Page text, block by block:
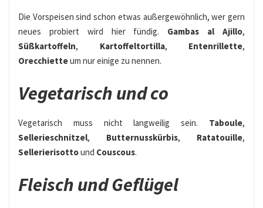
Die Vorspeisen sind schon etwas außergewöhnlich, wer gern
neues probiert wird hier fündig. Gambas al Ajillo,
Süßkartoffeln, Kartoffeltortilla, Entenrillette,
Orecchietteum nur einige zu nennen.
Vegetarisch und co
Vegetarisch muss nicht langweilig sein. Taboule,
Sellerieschnitzel, Butternusskürbis, Ratatouille,
Sellerierisottound Couscous.
Fleisch und Geflügel